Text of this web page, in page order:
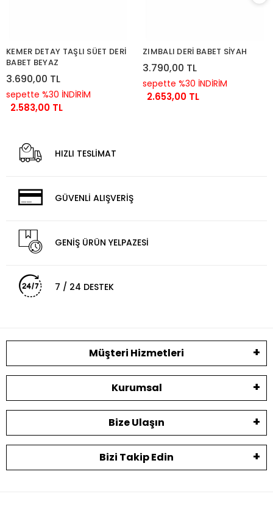
KEMER DETAY TAŞLI SÜET DERİ
BABET BEYAZ
3.690,00 TL
sepette %30 İNDİRİM
2.583,00 TL
ZIMBALI DERİ BABET SİYAH
3.790,00 TL
sepette %30 İNDİRİM
2.653,00 TL
HIZLI TESLİMAT
GÜVENLİ ALIŞVERİŞ
GENİŞ ÜRÜN YELPAZESİ
7 / 24 DESTEK
Müşteri Hizmetleri
Kurumsal
Bize Ulaşın
Bizi Takip Edin